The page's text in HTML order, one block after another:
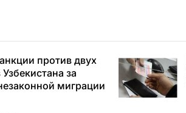
против двух
за
миграции